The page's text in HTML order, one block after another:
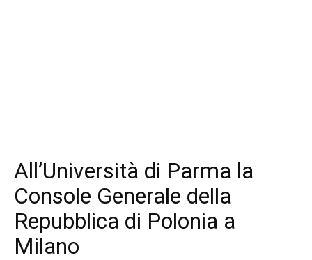
All’Università di Parma la
Console Generale della
Repubblica di Polonia a
Milano